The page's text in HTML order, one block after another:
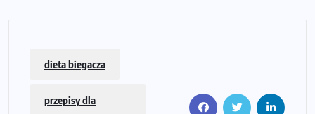
dieta biegacza
przepisy dla